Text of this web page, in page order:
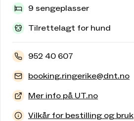
9 sengeplasser
Tilrettelagt for hund
952 40 607
booking.ringerike@dnt.no
Mer info på UT.no
Vilkår for bestilling og bruk